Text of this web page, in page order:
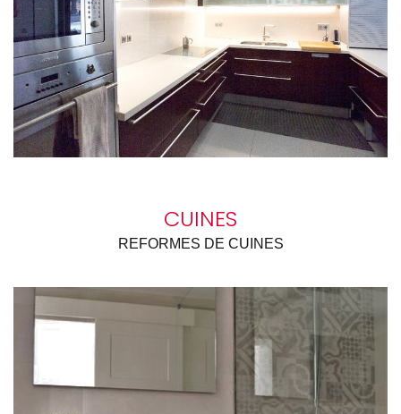
CUINES
REFORMES DE CUINES